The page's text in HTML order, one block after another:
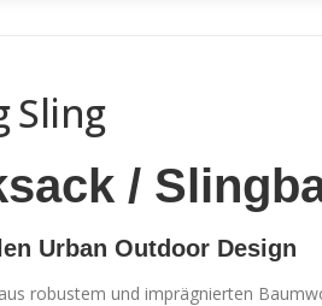
Sling
/
Urban Outdoor Design
robustem und imprägnierten